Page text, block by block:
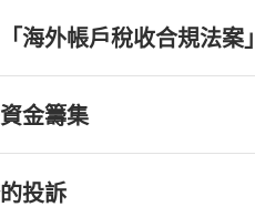
海外帳戶稅收合規法案」
金籌集
投訴